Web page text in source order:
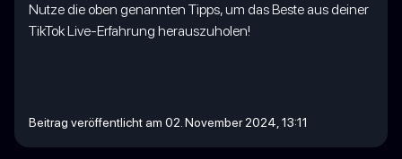
Nutze die oben genannten Tipps, um das Beste aus deiner
TikTok Live-Erfahrung herauszuholen!
Beitrag veröffentlicht am 02. November 2024, 13:11